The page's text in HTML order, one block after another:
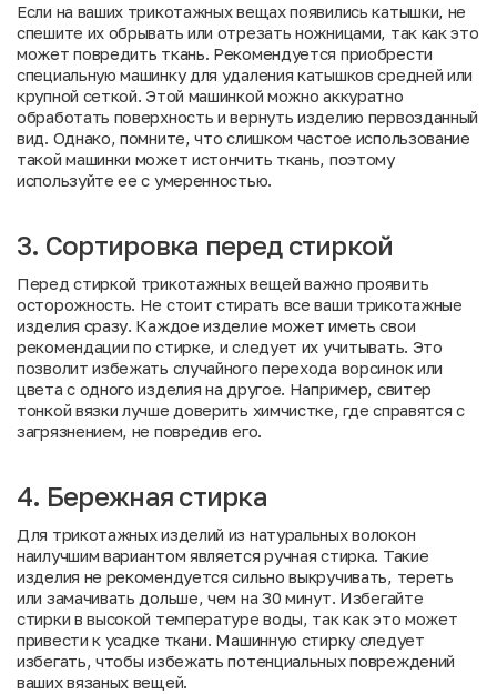
Если на ваших трикотажных вещах появились катышки, не
спешите их обрывать или отрезать ножницами, так как это
может повредить ткань. Рекомендуется приобрести
специальную машинку для удаления катышков средней или
крупной сеткой. Этой машинкой можно аккуратно
обработать поверхность и вернуть изделию первозданный
вид. Однако, помните, что слишком частое использование
такой машинки может истончить ткань, поэтому
используйте ее с умеренностью.
3. Сортировка перед стиркой
Перед стиркой трикотажных вещей важно проявить
осторожность. Не стоит стирать все ваши трикотажные
изделия сразу. Каждое изделие может иметь свои
рекомендации по стирке, и следует их учитывать. Это
позволит избежать случайного перехода ворсинок или
цвета с одного изделия на другое. Например, свитер
тонкой вязки лучше доверить химчистке, где справятся с
загрязнением, не повредив его.
4. Бережная стирка
Для трикотажных изделий из натуральных волокон
наилучшим вариантом является ручная стирка. Такие
изделия не рекомендуется сильно выкручивать, тереть
или замачивать дольше, чем на 30 минут. Избегайте
стирки в высокой температуре воды, так как это может
привести к усадке ткани. Машинную стирку следует
избегать, чтобы избежать потенциальных повреждений
ваших вязаных вещей.